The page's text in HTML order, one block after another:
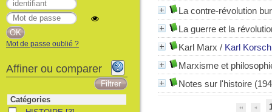
La contre-révolution
La guerre et la
Karl Marx / Karl Korsch
Marxisme et
Notes sur l'histoire
Mot de passe oublié ?
Affiner ou comparer
Catégories